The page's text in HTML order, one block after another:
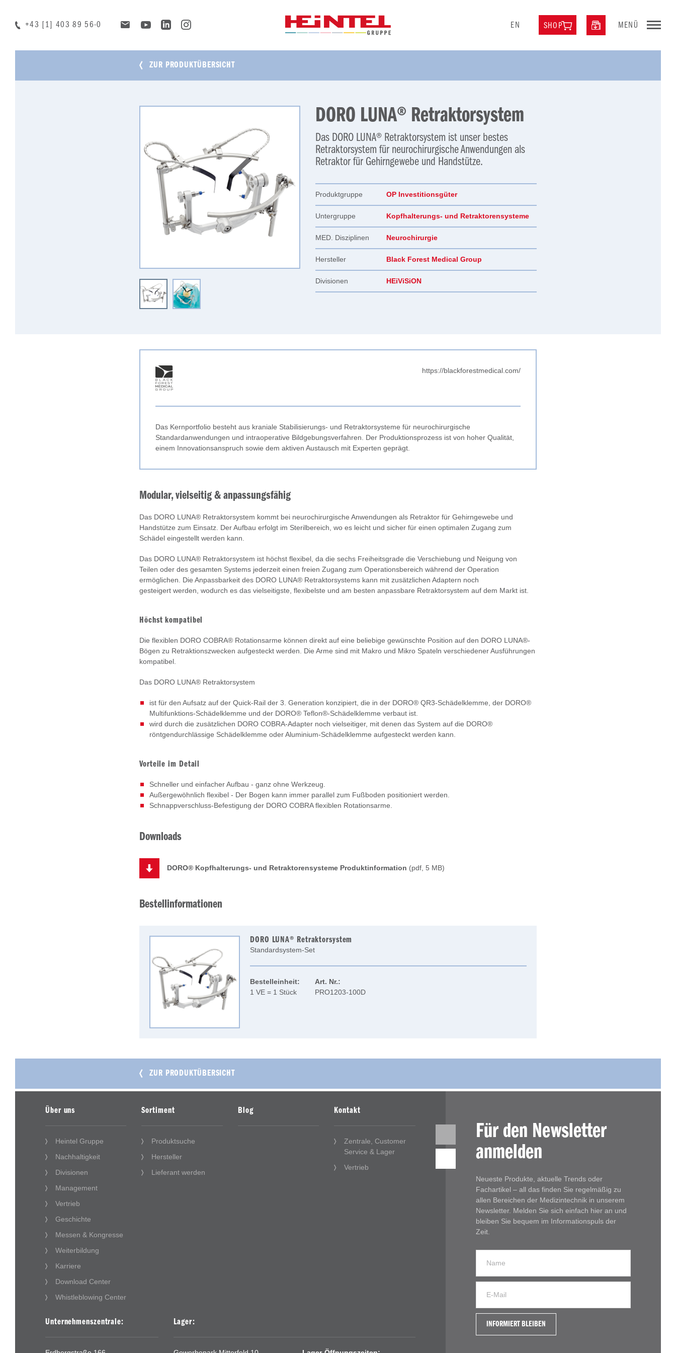
+43 [1] 403 89 56-0 EN SHOP MENÜ
ZUR PRODUKTÜBERSICHT
DORO LUNA® Retraktorsystem
Das DORO LUNA® Retraktorsystem ist unser bestes
Retraktorsystem für neurochirurgische Anwendungen als
Retraktor für Gehirngewebe und Handstütze.
Produktgruppe OP Investitionsgüter
Untergruppe Kopfhalterungs- und Retraktorensysteme
MED. Disziplinen Neurochirurgie
Hersteller Black Forest Medical Group
Divisionen HEiViSiON
https://blackforestmedical.com/
Das Kernportfolio besteht aus kraniale Stabilisierungs- und Retraktorsysteme für neurochirurgische
Standardanwendungen und intraoperative Bildgebungsverfahren. Der Produktionsprozess ist von hoher Qualität,
einem Innovationsanspruch sowie dem aktiven Austausch mit Experten geprägt.
Modular, vielseitig & anpassungsfähig
Das DORO LUNA® Retraktorsystem kommt bei neurochirurgische Anwendungen als Retraktor für Gehirngewebe und
Handstütze zum Einsatz. Der Aufbau erfolgt im Sterilbereich, wo es leicht und sicher für einen optimalen Zugang zum
Schädel eingestellt werden kann.
Das DORO LUNA® Retraktorsystem ist höchst flexibel, da die sechs Freiheitsgrade die Verschiebung und Neigung von
Teilen oder des gesamten Systems jederzeit einen freien Zugang zum Operationsbereich während der Operation
ermöglichen. Die Anpassbarkeit des DORO LUNA® Retraktorsystems kann mit zusätzlichen Adaptern noch
gesteigert werden, wodurch es das vielseitigste, flexibelste und am besten anpassbare Retraktorsystem auf dem Markt ist.
Höchst kompatibel
Die flexiblen DORO COBRA® Rotationsarme können direkt auf eine beliebige gewünschte Position auf den DORO LUNA®-
Bögen zu Retraktionszwecken aufgesteckt werden. Die Arme sind mit Makro und Mikro Spateln verschiedener Ausführungen
kompatibel.
Das DORO LUNA® Retraktorsystem
ist für den Aufsatz auf der Quick-Rail der 3. Generation konzipiert, die in der DORO® QR3-Schädelklemme, der DORO®
Multifunktions-Schädelklemme und der DORO® Teflon®-Schädelklemme verbaut ist.
wird durch die zusätzlichen DORO COBRA-Adapter noch vielseitiger, mit denen das System auf die DORO®
röntgendurchlässige Schädelklemme oder Aluminium-Schädelklemme aufgesteckt werden kann.
Vorteile im Detail
Schneller und einfacher Aufbau - ganz ohne Werkzeug.
Außergewöhnlich flexibel - Der Bogen kann immer parallel zum Fußboden positioniert werden.
Schnappverschluss-Befestigung der DORO COBRA flexiblen Rotationsarme.
Downloads
DORO® Kopfhalterungs- und Retraktorensysteme Produktinformation (pdf, 5 MB)
Bestellinformationen
DORO LUNA® Retraktorsystem
Standardsystem-Set
Bestelleinheit:
Art. Nr.:
1 VE = 1 Stück
PRO1203-100D
ZUR PRODUKTÜBERSICHT
Über uns
Heintel Gruppe
Nachhaltigkeit
Divisionen
Management
Vertrieb
Geschichte
Messen & Kongresse
Weiterbildung
Karriere
Download Center
Whistleblowing Center
Sortiment
Produktsuche
Hersteller
Lieferant werden
Blog Kontakt
Zentrale, Customer
Service & Lager
Vertrieb
Unternehmenszentrale: Lager:
Für den Newsletter
anmelden
Neueste Produkte, aktuelle Trends oder
Fachartikel – all das finden Sie regelmäßig zu
allen Bereichen der Medizintechnik in unserem
Newsletter. Melden Sie sich einfach hier an und
bleiben Sie bequem im Informationspuls der
Zeit.
INFORMIERT BLEIBEN